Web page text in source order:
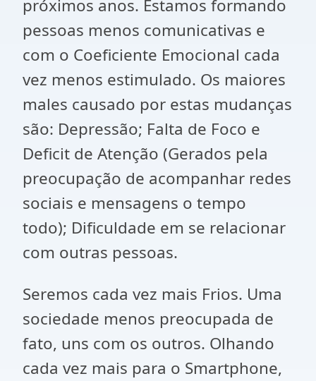
próximos anos. Estamos formando
pessoas menos comunicativas e
com o Coeficiente Emocional cada
vez menos estimulado. Os maiores
males causado por estas mudanças
são: Depressão; Falta de Foco e
Deficit de Atenção (Gerados pela
preocupação de acompanhar redes
sociais e mensagens o tempo
todo); Dificuldade em se relacionar
com outras pessoas.
Seremos cada vez mais Frios. Uma
sociedade menos preocupada de
fato, uns com os outros. Olhando
cada vez mais para o Smartphone,